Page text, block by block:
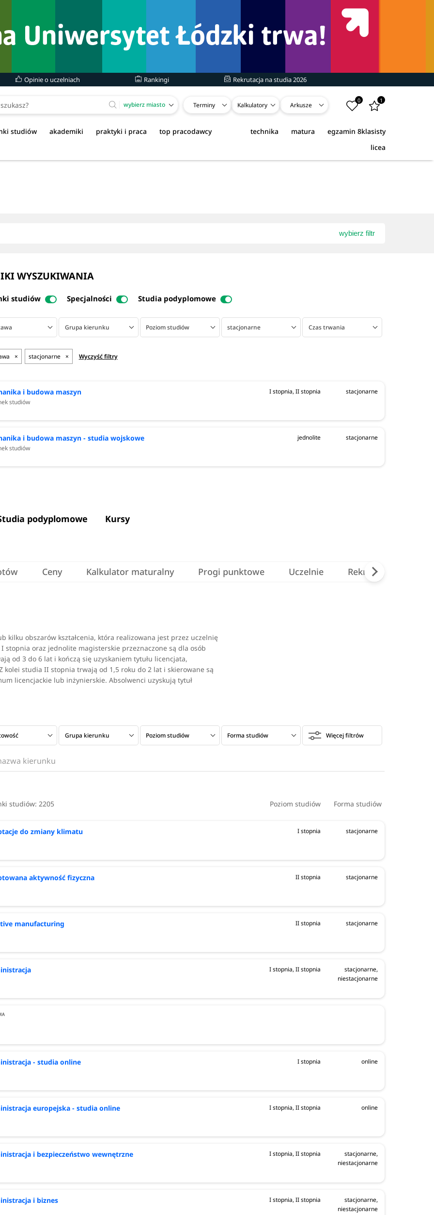
Opinie o uczelniach Rankingi Rekrutacja na studia 2026
wybierz miasto Terminy Kalkulatory Arkusze
0 1
studiów akademiki praktyki i praca top pracodawcy egzamin 8klasisty
matura
technika
licea
wybierz filtr
WYSZUKIWANIA
studiów Specjalności Studia podyplomowe
Grupa kierunku Poziom studiów stacjonarne Czas trwania
× stacjonarne × Wyczyść filtry
i budowa maszyn
studiów
I stopnia, II stopnia stacjonarne
i budowa maszyn - studia wojskowe
studiów
jednolite stacjonarne
podyplomowe Kursy
Ceny Kalkulator maturalny Progi punktowe Uczelnie Rekrutacja na studia
kilku obszarów kształcenia, która realizowana jest przez uczelnię
stopnia oraz jednolite magisterskie przeznaczone są dla osób
od 3 do 6 lat i kończą się uzyskaniem tytułu licencjata,
studia II stopnia trwają od 1,5 roku do 2 lat i skierowane są
licencjackie lub inżynierskie. Absolwenci uzyskują tytuł
Grupa kierunku Poziom studiów Forma studiów Więcej filtrów
studiów:2205 Poziom studiów Forma studiów
do zmiany klimatu I stopnia stacjonarne
aktywność fizyczna II stopnia stacjonarne
manufacturing II stopnia stacjonarne
I stopnia, II stopnia
stacjonarne,
niestacjonarne
- studia online I stopnia online
europejska - studia online I stopnia, II stopnia online
i bezpieczeństwo wewnętrzne I stopnia, II stopnia
stacjonarne,
niestacjonarne
i biznes I stopnia, II stopnia
stacjonarne,
niestacjonarne